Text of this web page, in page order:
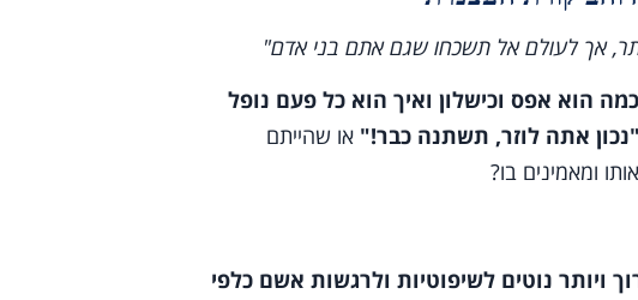
אך לעולם אל תשכחו שגם אתם בני אדם"
הוא אפס וכישלון ואיך הוא כל פעם נופל
אתה לוזר, תשתנה כבר!" או שהייתם
ומאמינים בו?
ויותר נוטים לשיפוטיות ולרגשות אשם כלפי